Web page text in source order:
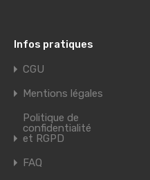
Infos pratiques
CGU
Mentions légales
Politique de
confidentialité
et RGPD
FAQ